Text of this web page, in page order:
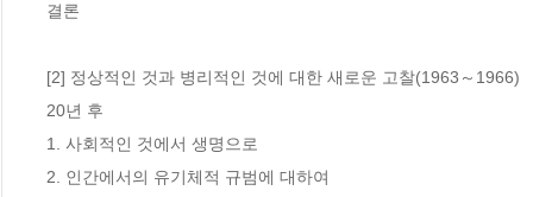
결론
[2] 정상적인 것과 병리적인 것에 대한 새로운 고찰(1963～1966)
20년 후
1. 사회적인 것에서 생명으로
2. 인간에서의 유기체적 규범에 대하여